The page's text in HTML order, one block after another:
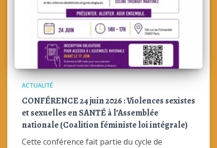
ACTUALITÉ
CONFÉRENCE 24 juin 2026 : Violences sexistes
et sexuelles en SANTÉ à l’Assemblée
nationale (Coalition féministe loi intégrale)
Cette conférence fait partie du cycle de